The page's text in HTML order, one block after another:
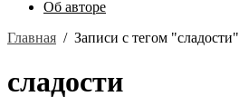
Об авторе
Главная / Записи с тегом "сладости"
сладости